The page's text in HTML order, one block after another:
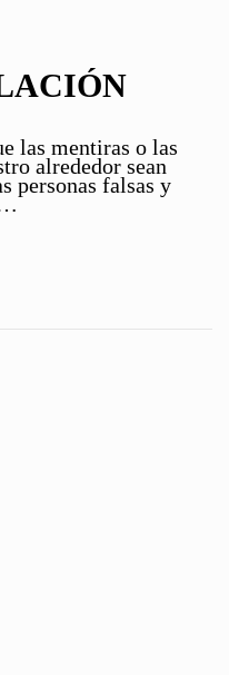
las mentiras o las
alrededor sean
personas falsas y
…